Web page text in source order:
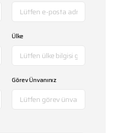
Ülke
Görev Ünvanınız